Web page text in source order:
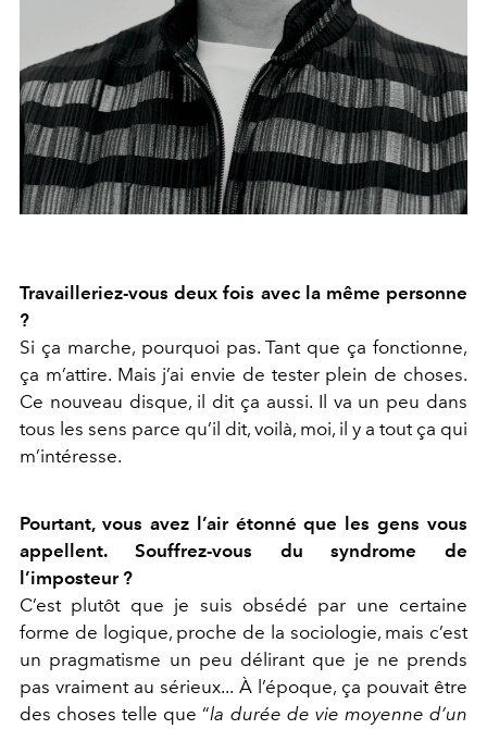
Travailleriez-vous deux fois avec la même personne
?
Si ça marche, pourquoi pas. Tant que ça fonctionne,
ça m’attire. Mais j’ai envie de tester plein de choses.
Ce nouveau disque, il dit ça aussi. Il va un peu dans
tous les sens parce qu’il dit, voilà, moi, il y a tout ça qui
m’intéresse.
Pourtant, vous avez l’air étonné que les gens vous
appellent. Souffrez-vous du syndrome de
l’imposteur ?
C’est plutôt que je suis obsédé par une certaine
forme de logique, proche de la sociologie, mais c’est
un pragmatisme un peu délirant que je ne prends
pas vraiment au sérieux... À l’époque, ça pouvait être
des choses telle que “la durée de vie moyenne d’un